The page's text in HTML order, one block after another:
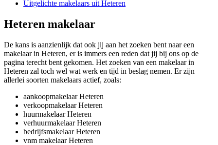
Uitgelichte makelaars uit Heteren
Heteren makelaar
De kans is aanzienlijk dat ook jij aan het zoeken bent naar een
makelaar in Heteren, er is immers een reden dat jij bij ons op de
pagina terecht bent gekomen. Het zoeken van een makelaar in
Heteren zal toch wel wat werk en tijd in beslag nemen. Er zijn
allerlei soorten makelaars actief, zoals:
aankoopmakelaar Heteren
verkoopmakelaar Heteren
huurmakelaar Heteren
verhuurmakelaar Heteren
bedrijfsmakelaar Heteren
vnm makelaar Heteren